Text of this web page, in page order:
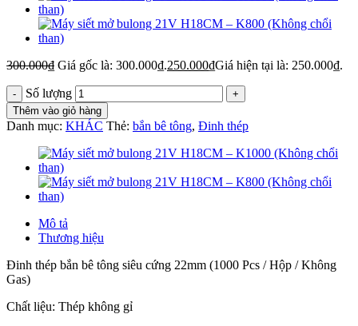
300.000₫ Giá gốc là: 300.000₫.250.000₫Giá hiện tại là: 250.000₫.
Số lượng
Thêm vào giỏ hàng
Danh mục: KHÁC Thẻ: bắn bê tông, Đinh thép
Mô tả
Thương hiệu
Đinh thép bắn bê tông siêu cứng 22mm (1000 Pcs / Hộp / Không
Gas)
Chất liệu: Thép không gỉ